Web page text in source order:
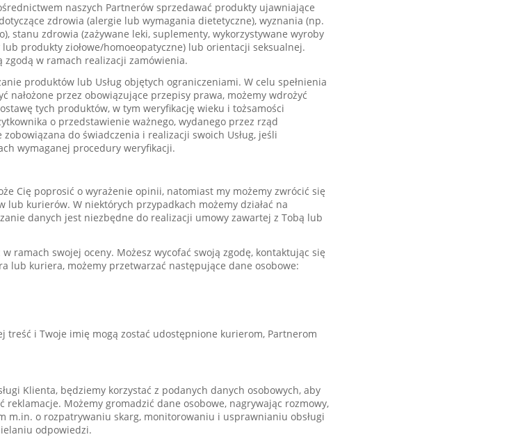
naszych Partnerów sprzedawać produkty ujawniające
zdrowia (alergie lub wymagania dietetyczne), wyznania (np.
stanu zdrowia (zażywane leki, suplementy, wykorzystywane wyroby
produkty ziołowe/homoeopatyczne) lub orientacji seksualnej.
w ramach realizacji zamówienia.
produktów lub Usług objętych ograniczeniami. W celu spełnienia
nałożone przez obowiązujące przepisy prawa, możemy wdrożyć
tych produktów, w tym weryfikację wieku i tożsamości
o przedstawienie ważnego, wydanego przez rząd
do świadczenia i realizacji swoich Usług, jeśli
wymaganej procedury weryfikacji.
Cię poprosić o wyrażenie opinii, natomiast my możemy zwrócić się
lub kurierów. W niektórych przypadkach możemy działać na
danych jest niezbędne do realizacji umowy zawartej z Tobą lub
ramach swojej oceny. Możesz wycofać swoją zgodę, kontaktując się
lub kuriera, możemy przetwarzać następujące dane osobowe:
treść i Twoje imię mogą zostać udostępnione kurierom, Partnerom
Klienta, będziemy korzystać z podanych danych osobowych, aby
Możemy gromadzić dane osobowe, nagrywając rozmowy,
m.in. o rozpatrywaniu skarg, monitorowaniu i usprawnianiu obsługi
odpowiedzi.